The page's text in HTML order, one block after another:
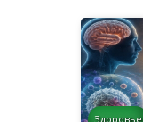
Здоровье